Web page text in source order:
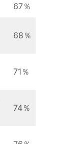
67％
68％
71％
74％